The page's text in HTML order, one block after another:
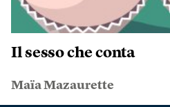
Il sesso che conta
Maïa Mazaurette